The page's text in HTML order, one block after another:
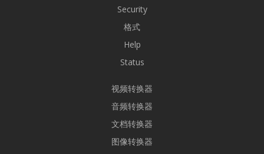
Security
格式
Help
Status
视频转换器
音频转换器
文档转换器
图像转换器